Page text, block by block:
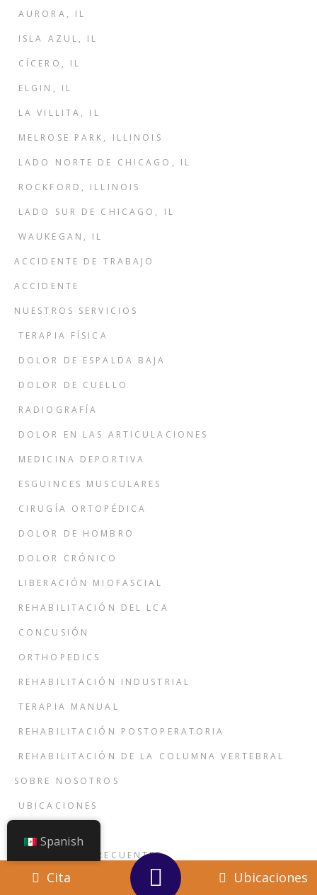
AURORA, IL
ISLA AZUL, IL
CÍCERO, IL
ELGIN, IL
LA VILLITA, IL
MELROSE PARK, ILLINOIS
LADO NORTE DE CHICAGO, IL
ROCKFORD, ILLINOIS
LADO SUR DE CHICAGO, IL
WAUKEGAN, IL
ACCIDENTE DE TRABAJO
ACCIDENTE
NUESTROS SERVICIOS
TERAPIA FÍSICA
DOLOR DE ESPALDA BAJA
DOLOR DE CUELLO
RADIOGRAFÍA
DOLOR EN LAS ARTICULACIONES
MEDICINA DEPORTIVA
ESGUINCES MUSCULARES
CIRUGÍA ORTOPÉDICA
DOLOR DE HOMBRO
DOLOR CRÓNICO
LIBERACIÓN MIOFASCIAL
REHABILITACIÓN DEL LCA
CONCUSIÓN
ORTHOPEDICS
REHABILITACIÓN INDUSTRIAL
TERAPIA MANUAL
REHABILITACIÓN POSTOPERATORIA
REHABILITACIÓN DE LA COLUMNA VERTEBRAL
SOBRE NOSOTROS
UBICACIONES
PREGUNTAS FRECUENTES
BLOG Cita Ubicaciones
Spanish